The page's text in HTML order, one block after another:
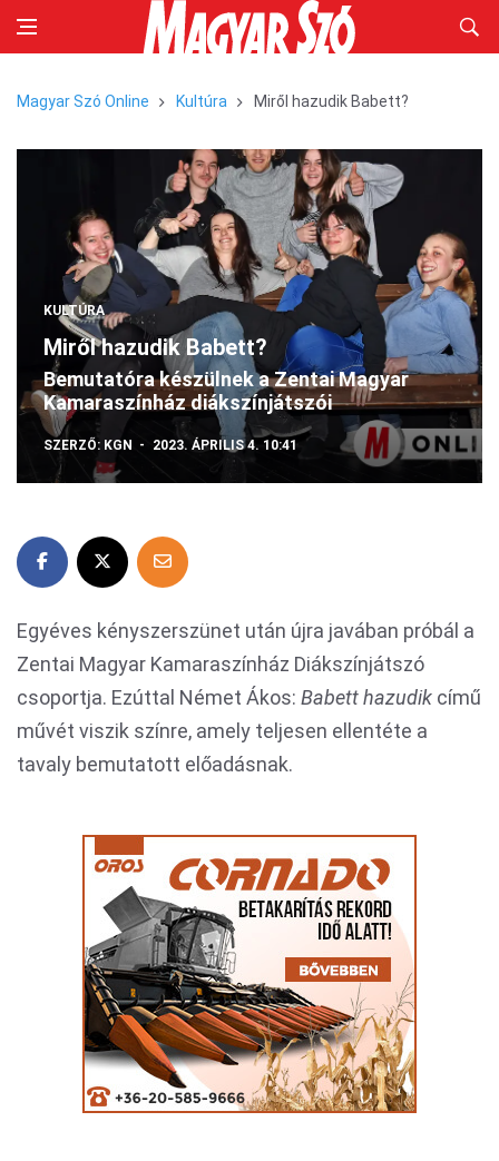
Magyar Szó Online Kultúra Miről hazudik Babett?
KULTÚRA
Miről hazudik Babett?
Bemutatóra készülnek a Zentai Magyar
Kamaraszínház diákszínjátszói
SZERZŐ: KGN 2023. ÁPRILIS 4. 10:41
Egyéves kényszerszünet után újra javában próbál a
Zentai Magyar Kamaraszínház Diákszínjátszó
csoportja. Ezúttal Német Ákos: Babett hazudik című
művét viszik színre, amely teljesen ellentéte a
tavaly bemutatott előadásnak.